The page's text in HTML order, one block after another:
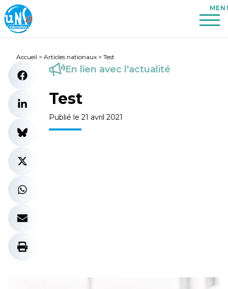
Accueil > Articles nationaux > Test
En lien avec l'actualité
Test
Publié le 21 avril 2021